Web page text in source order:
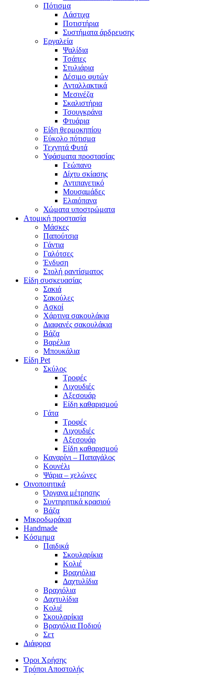
Πότισμα
Λάστιχα
Ποτιστήρια
Συστήματα άρδρευσης
Εργαλεία
Ψαλίδια
Τσάπες
Στυλιάρια
Δέσιμο φυτών
Ανταλλακτικά
Μεσινέζα
Σκαλιστήρια
Τσουγκράνα
Φτυάρια
Είδη θερμοκηπίου
Εύκολο πότισμα
Τεχνητά Φυτά
Υφάσματα προστασίας
Γεώπανο
Δίχτυ σκίασης
Αντιπαγετικό
Μουσαμάδες
Ελαιόπανα
Χώματα υποστρώματα
Ατομική προστασία
Μάσκες
Παπούτσια
Γάντια
Γαλότσες
Ένδυση
Στολή ραντίσματος
Είδη συσκευασίας
Σακιά
Σακούλες
Ασκοί
Χάρτινα σακουλάκια
Διαφανές σακουλάκια
Βάζα
Βαρέλια
Μπουκάλια
Είδη Pet
Σκύλος
Τροφές
Λιχουδιές
Αξεσουάρ
Είδη καθαρισμού
Γάτα
Τροφές
Λιχουδιές
Αξεσουάρ
Είδη καθαρισμού
Καναρίνι – Παπαγάλος
Κουνέλι
Ψάρια – χελώνες
Οινοποιητικά
Όργανα μέτρησης
Συντηρητικά κρασιού
Βάζα
Μικροδωράκια
Handmade
Κόσμημα
Παιδικά
Σκουλαρίκια
Κολιέ
Βραχιόλια
Δαχτυλίδια
Βραχιόλια
Δαχτυλίδια
Κολιέ
Σκουλαρίκια
Βραχιόλια Ποδιού
Σετ
Διάφορα
Όροι Χρήσης
Τρόποι Αποστολής